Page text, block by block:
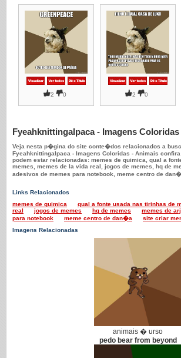
2 0 2 0
Fyeahknittingalpaca - Imagens
Veja nesta p�gina do site conte�dos relacionados a
Fyeahknittingalpaca - Imagens Coloridas - Animais
podem estar relacionadas: memes de quimica, qual a
memes, memes de la vida real, jogos de memes, hq de
adesivos de memes para notebook, meme centro de
Links Relacionados
memes de quimica
qual a fonte usada nas tirinhas de
real
jogos de memes hq de memes memes de
para notebook
meme centro de dan�a
site criar
Imagens Relacionadas
animais � urso
pedo bear from beyond